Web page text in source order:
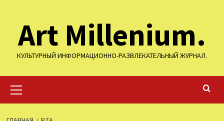
содержимому
Art Millenium.
КУЛЬТУРНЫЙ ИНФОРМАЦИОННО-РАЗВЛЕКАТЕЛЬНЫЙ ЖУРНАЛ.
меню